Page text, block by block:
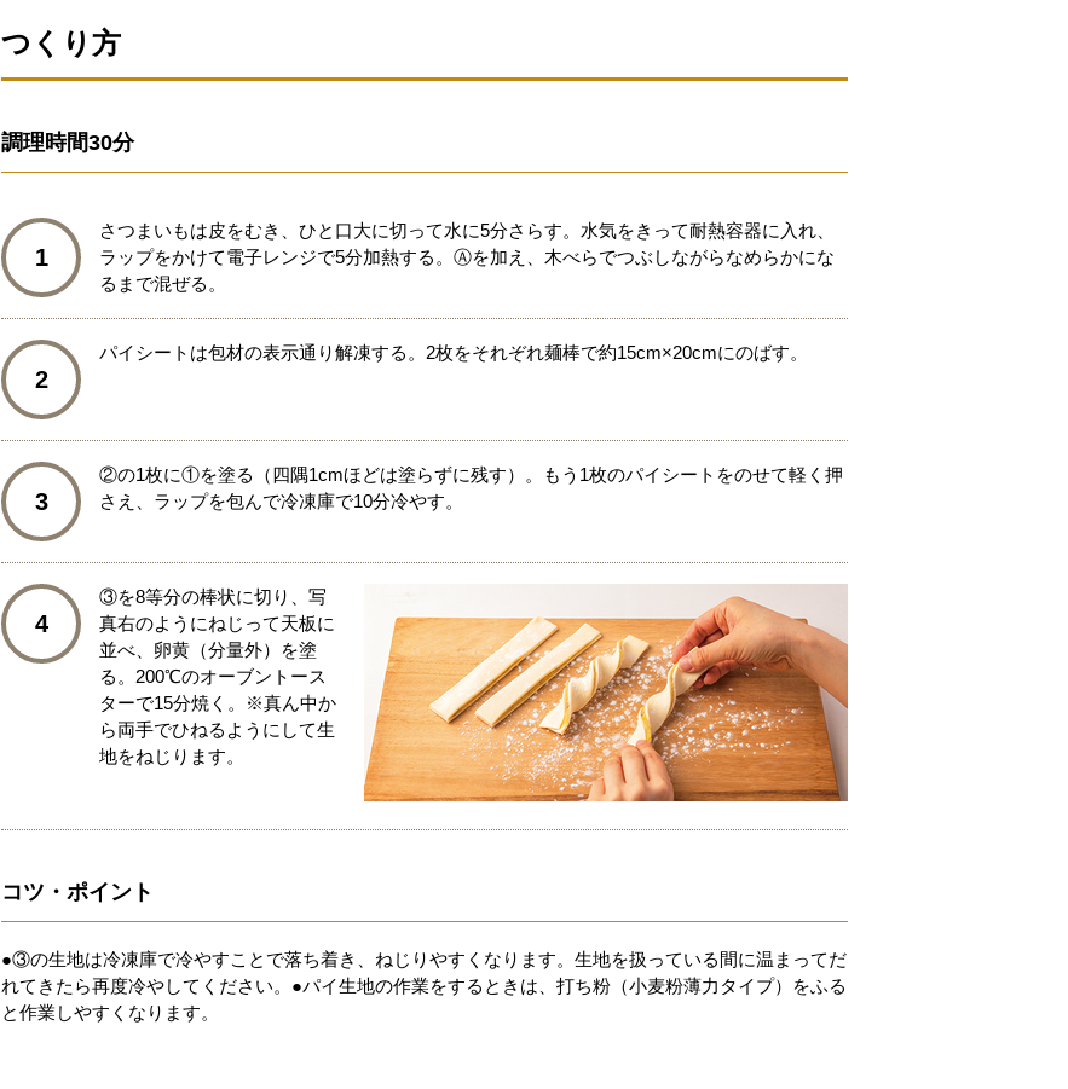
つくり方
調理時間30分
1
さつまいもは皮をむき、ひと口大に切って水に5分さらす。水気をきって耐熱容器に入れ、
ラップをかけて電子レンジで5分加熱する。Ⓐを加え、木べらでつぶしながらなめらかにな
るまで混ぜる。
2
パイシートは包材の表示通り解凍する。2枚をそれぞれ麺棒で約15cm×20cmにのばす。
3
②の1枚に①を塗る（四隅1cmほどは塗らずに残す）。もう1枚のパイシートをのせて軽く押
さえ、ラップを包んで冷凍庫で10分冷やす。
4
③を8等分の棒状に切り、写
真右のようにねじって天板に
並べ、卵黄（分量外）を塗
る。200℃のオーブントース
ターで15分焼く。※真ん中か
ら両手でひねるようにして生
地をねじります。
コツ・ポイント
●③の生地は冷凍庫で冷やすことで落ち着き、ねじりやすくなります。生地を扱っている間に温まってだ
れてきたら再度冷やしてください。●パイ生地の作業をするときは、打ち粉（小麦粉薄力タイプ）をふる
と作業しやすくなります。